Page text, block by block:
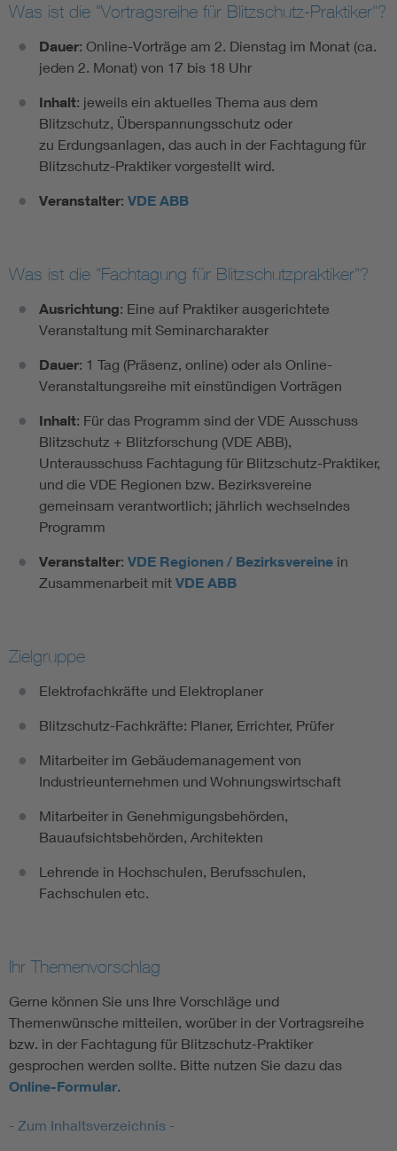
Was ist die "Vortragsreihe für Blitzschutz-Praktiker"?
Dauer: Online-Vorträge am 2. Dienstag im Monat (ca.
jeden 2. Monat) von 17 bis 18 Uhr
Inhalt: jeweils ein aktuelles Thema aus dem
Blitzschutz, Überspannungsschutz oder
zu Erdungsanlagen, das auch in der Fachtagung für
Blitzschutz-Praktiker vorgestellt wird.
Veranstalter: VDE ABB
Was ist die "Fachtagung für Blitzschutzpraktiker"?
Ausrichtung: Eine auf Praktiker ausgerichtete
Veranstaltung mit Seminarcharakter
Dauer: 1 Tag (Präsenz, online) oder als Online-
Veranstaltungsreihe mit einstündigen Vorträgen
Inhalt: Für das Programm sind der VDE Ausschuss
Blitzschutz + Blitzforschung (VDE ABB),
Unterausschuss Fachtagung für Blitzschutz-Praktiker,
und die VDE Regionen bzw. Bezirksvereine
gemeinsam verantwortlich; jährlich wechselndes
Programm
Veranstalter: VDE Regionen / Bezirksvereine in
Zusammenarbeit mit VDE ABB
Zielgruppe
Elektrofachkräfte und Elektroplaner
Blitzschutz-Fachkräfte: Planer, Errichter, Prüfer
Mitarbeiter im Gebäudemanagement von
Industrieunternehmen und Wohnungswirtschaft
Mitarbeiter in Genehmigungsbehörden,
Bauaufsichtsbehörden, Architekten
Lehrende in Hochschulen, Berufsschulen,
Fachschulen etc.
Ihr Themenvorschlag
Gerne können Sie uns Ihre Vorschläge und
Themenwünsche mitteilen, worüber in der Vortragsreihe
bzw. in der Fachtagung für Blitzschutz-Praktiker
gesprochen werden sollte. Bitte nutzen Sie dazu das
Online-Formular.
- Zum Inhaltsverzeichnis -